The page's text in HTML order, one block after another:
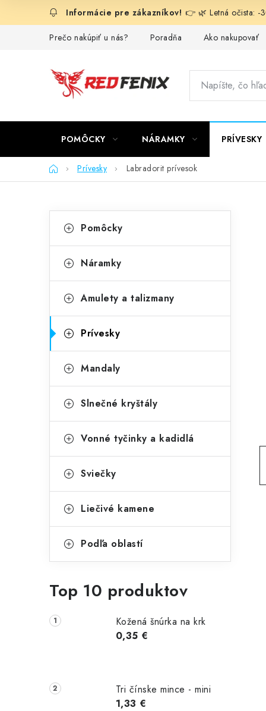
👉 🌿 Letná očista: -
Prečo nakúpiť u nás? Poradňa Ako nakupovať
POMÔCKY NÁRAMKY PRÍVESKY
DomovPrívesky Labradorit prívesok
o
n
ý
p
a
n
l
kategórie
a
e
ó
r
i
Pomôcky
Náramky
Amulety a talizmany
Prívesky
Mandaly
Slnečné kryštály
Vonné tyčinky a kadidlá
Sviečky
Liečivé kamene
Podľa oblastí
Top 10 produktov
Kožená šnúrka na krk
0,35 €
Tri čínske mince - mini
1,33 €